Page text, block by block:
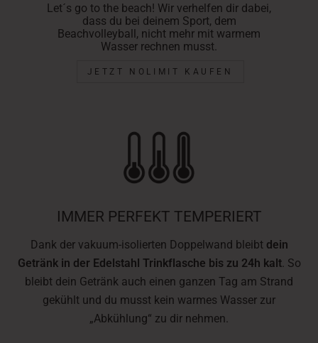
Let´s go to the beach! Wir verhelfen dir dabei,
dass du bei deinem Sport, dem
Beachvolleyball, nicht mehr mit warmem
Wasser rechnen musst.
JETZT NOLIMIT KAUFEN
IMMER PERFEKT TEMPERIERT
Dank der vakuum-isolierten Doppelwand bleibt dein
Getränk in der Edelstahl Trinkflasche bis zu 24h kalt. So
bleibt dein Getränk auch einen ganzen Tag am Strand
gekühlt und du musst kein warmes Wasser zur
„Abkühlung“ zu dir nehmen.